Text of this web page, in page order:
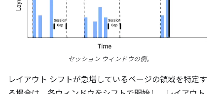
セッション ウィンドウの例。
レイアウト シフトが急増しているページの領域を特定す